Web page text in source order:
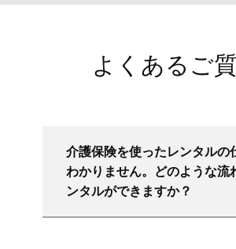
よくあるご
介護保険を使ったレンタルの
わかりません。どのような流
ンタルができますか？